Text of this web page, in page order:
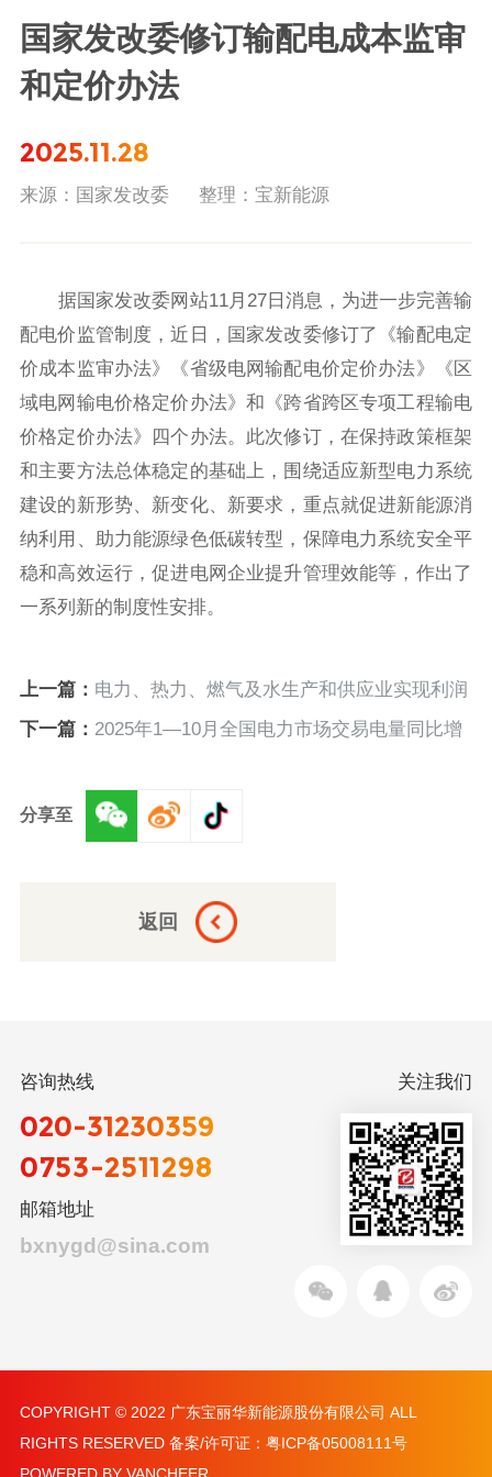
国家发改委修订输配电成本监审
和定价办法
2025.11.28
来源：国家发改委 整理：宝新能源
据国家发改委网站11月27日消息，为进一步完善输
配电价监管制度，近日，国家发改委修订了《输配电定
价成本监审办法》《省级电网输配电价定价办法》《区
域电网输电价格定价办法》和《跨省跨区专项工程输电
价格定价办法》四个办法。此次修订，在保持政策框架
和主要方法总体稳定的基础上，围绕适应新型电力系统
建设的新形势、新变化、新要求，重点就促进新能源消
纳利用、助力能源绿色低碳转型，保障电力系统安全平
稳和高效运行，促进电网企业提升管理效能等，作出了
一系列新的制度性安排。
上一篇： 电力、热力、燃气及水生产和供应业实现利润
总额7329.3亿元
下一篇： 2025年1—10月全国电力市场交易电量同比增
分享至
返回
咨询热线
020-31230359
0753-2511298
邮箱地址
bxnygd@sina.com
关注我们
COPYRIGHT © 2022 广东宝丽华新能源股份有限公司 ALL
RIGHTS RESERVED 备案/许可证： 粤ICP备05008111号
POWERED BY VANCHEER